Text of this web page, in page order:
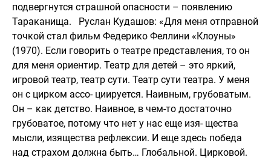
подвергнутся страшной опасности – появлению
Тараканища. Руслан Кудашов: «Для меня отправной
точкой стал фильм Федерико Феллини «Клоуны»
(1970). Если говорить о театре представления, то он
для меня ориентир. Театр для детей – это яркий,
игровой театр, театр сути. Театр сути театра. У меня
он с цирком ассо- циируется. Наивным, грубоватым.
Он – как детство. Наивное, в чем-то достаточно
грубоватое, потому что нет у нас еще изя- щества
мысли, изящества рефлексии. И еще здесь победа
над страхом должна быть… Глобальной. Цирковой.